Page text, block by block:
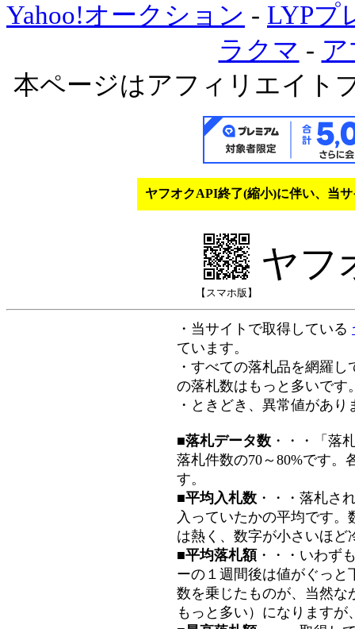
Yahoo!オークション - LYPプ
ラクマ -
本ページはアフィリエイト
ヤフオクAPI終了(縮小)に伴い、当
【スマホ版】
ヤフ
・当サイトで取得している
ています。
・すべての落札品を網羅
の落札数はもっと多いです
・ときどき、異常値があ
■落札データ数 ・・・「落
落札件数の70～80%です。
す。
■平均入札数 ・・・落札さ
入っていたかの平均です
は熱く、数字が小さいほど
■平均落札額 ・・・いわず
ーの１週間後は値がぐっと
数を乗じたものが、当然な
もっと多い）になります